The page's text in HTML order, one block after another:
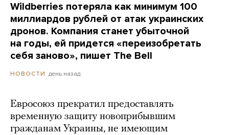
Wildberries потеряла как минимум 100
миллиардов рублей от атак украинских
дронов. Компания станет убыточной
на годы, ей придется «переизобретать
себя заново», пишет The Bell
НОВОСТИ день назад
Евросоюз прекратил предоставлять
временную защиту новоприбывшим
гражданам Украины, не имеющим